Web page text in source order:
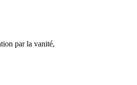
par la vanité,